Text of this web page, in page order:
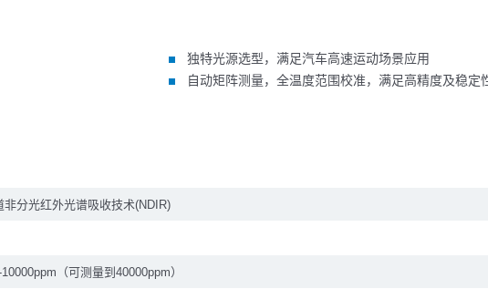
独特光源选型，满⾜汽⻋⾼速运动场景应⽤
自动矩阵测量，全温度范围校准，满足高精度及稳定
非分光红外光谱吸收技术(NDIR)
（可测量到40000ppm）